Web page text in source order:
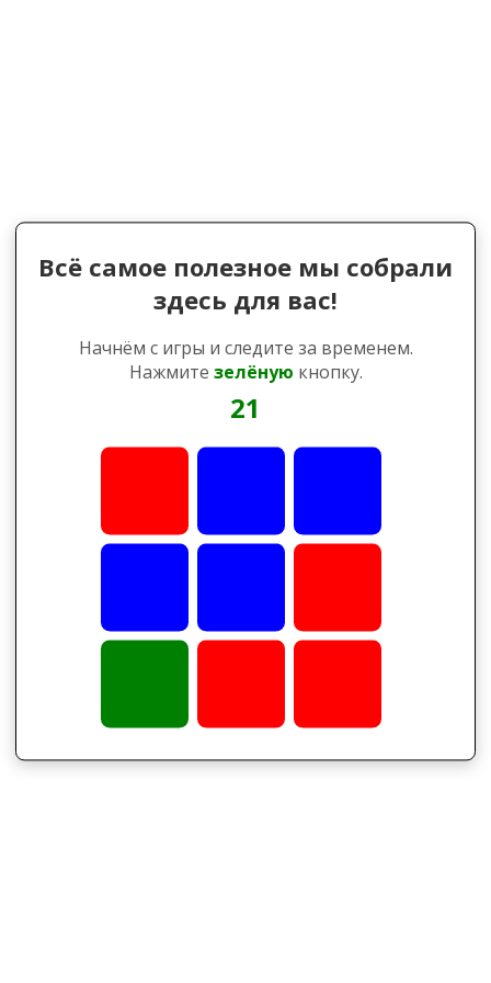
Всё самое полезное мы собрали
здесь для вас!
Начнём с игры и следите за временем.
Нажмите зелёную кнопку.
21